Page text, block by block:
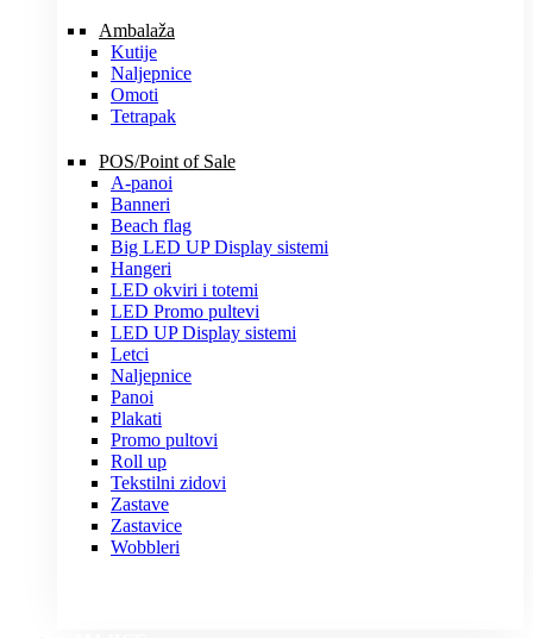
Ambalaža
Kutije
Naljepnice
Omoti
Tetrapak
POS/Point of Sale
A-panoi
Banneri
Beach flag
Big LED UP Display sistemi
Hangeri
LED okviri i totemi
LED Promo pultevi
LED UP Display sistemi
Letci
Naljepnice
Panoi
Plakati
Promo pultovi
Roll up
Tekstilni zidovi
Zastave
Zastavice
Wobbleri